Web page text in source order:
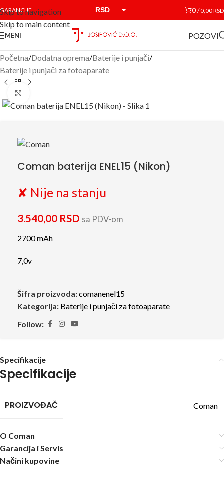
Skip to navigation
Skip to main content
GARANCIJE RSD 0 /0,00RSD
MENI POZOVI
Početna/Dodatna oprema/Baterije i punjači/
Baterije i punjači za fotoaparate
Coman baterija ENEL15 (Nikon)
✘ Nije na stanju
3.540,00 RSD sa PDV-om
2700 mAh
7,0v
Šifra proizvoda:comanenel15
Kategorija: Baterije i punjači za fotoaparate
Follow:
Specifikacije
Specifikacije
PROIZVOĐAČ Coman
O Coman
Garancija i Servis
Načini kupovine